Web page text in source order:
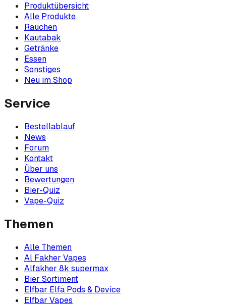
Produktübersicht
Alle Produkte
Rauchen
Kautabak
Getränke
Essen
Sonstiges
Neu im Shop
Service
Bestellablauf
News
Forum
Kontakt
Über uns
Bewertungen
Bier-Quiz
Vape-Quiz
Themen
Alle Themen
Al Fakher Vapes
Alfakher 8k supermax
Bier Sortiment
Elfbar Elfa Pods & Device
Elfbar Vapes